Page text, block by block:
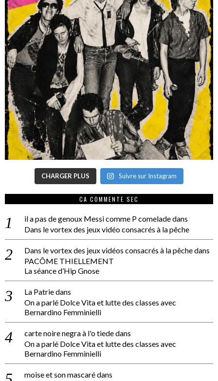
CHARGER PLUS Suivre sur Instagram
CA COMMENTE SEC
il a pas de genoux Messi comme P comeladedans
Dans le vortex des jeux vidéo consacrés à la pêche
Dans le vortex des jeux vidéos consacrés à la pêchedans
PACÔME THIELLEMENT
La séance d’Hip Gnose
La Patriedans
On a parlé Dolce Vita et lutte des classes avec
Bernardino Femminielli
carte noire negra à l'o tiededans
On a parlé Dolce Vita et lutte des classes avec
Bernardino Femminielli
moise et son mascarédans